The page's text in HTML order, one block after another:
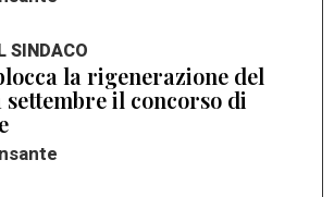
SINDACO
la rigenerazione del
il concorso di